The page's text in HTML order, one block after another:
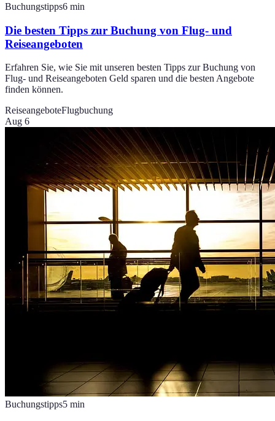
Buchungstipps6 min
Die besten Tipps zur Buchung von Flug- und
Reiseangeboten
Erfahren Sie, wie Sie mit unseren besten Tipps zur Buchung von
Flug- und Reiseangeboten Geld sparen und die besten Angebote
finden können.
ReiseangeboteFlugbuchung
Aug 6
Buchungstipps5 min